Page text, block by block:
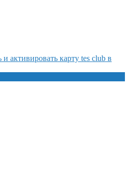
и активировать карту tes club в